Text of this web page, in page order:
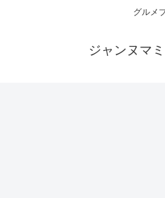
グルメ
ジャンヌマ